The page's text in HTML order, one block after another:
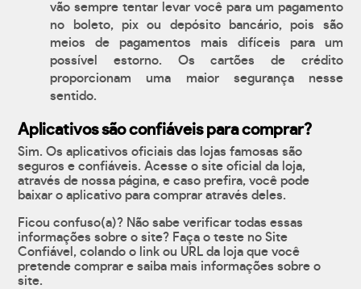
vão sempre tentar levar você para um pagamento
no boleto, pix ou depósito bancário, pois são
meios de pagamentos mais difíceis para um
possível estorno. Os cartões de crédito
proporcionam uma maior segurança nesse
sentido.
Aplicativos são confiáveis para comprar?
Sim. Os aplicativos oficiais das lojas famosas são
seguros e confiáveis. Acesse o site oficial da loja,
através de nossa página, e caso prefira, você pode
baixar o aplicativo para comprar através deles.
Ficou confuso(a)? Não sabe verificar todas essas
informações sobre o site? Faça o teste no Site
Confiável, colando o link ou URL da loja que você
pretende comprar e saiba mais informações sobre o
site.